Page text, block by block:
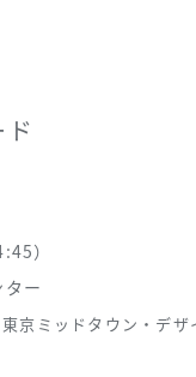
）
ー
京ミッドタウン・デザ